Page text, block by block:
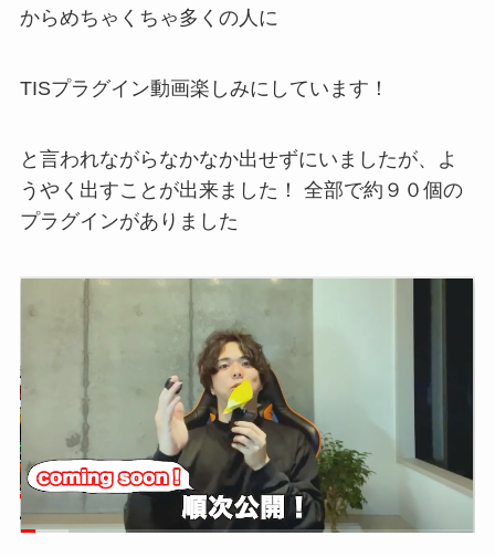
からめちゃくちゃ多くの人に
TISプラグイン動画楽しみにしています！
と言われながらなかなか出せずにいましたが、よ
うやく出すことが出来ました！ 全部で約９０個の
プラグインがありました